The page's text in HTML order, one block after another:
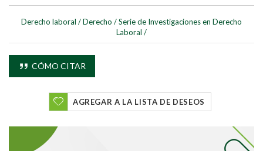
Buscar
Derecho laboral /Derecho /Serie de Investigaciones en Derecho
Laboral /
CÓMO CITAR
AGREGAR A LA LISTA DE DESEOS